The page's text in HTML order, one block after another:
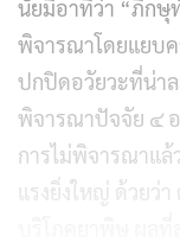
นัยมีอาทิว่า “ภิกษุ
พิจารณาโดยแยบค
ปกปิดอวัยวะที่น่าล
พิจารณาปัจจัย ๔
การไม่พิจารณาแ
แรงยิ่งใหญ่ ด้วยว่